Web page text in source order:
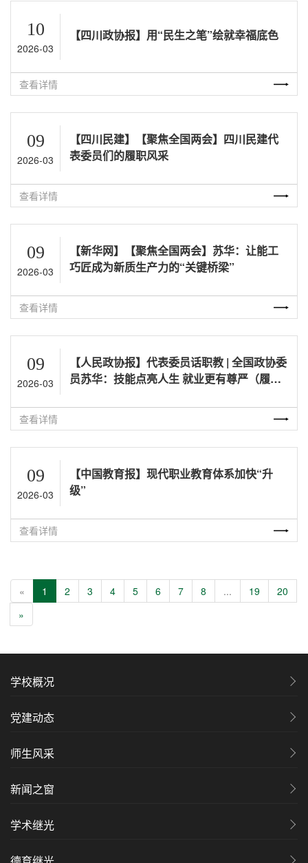
10
2026-03
【四川政协报】用“民生之笔”绘就幸福底色
查看详情
09
2026-03
【四川民建】【聚焦全国两会】四川民建代
表委员们的履职风采
查看详情
09
2026-03
【新华网】【聚焦全国两会】苏华：让能工
巧匠成为新质生产力的“关键桥梁”
查看详情
09
2026-03
【人民政协报】代表委员话职教 | 全国政协委
员苏华：技能点亮人生 就业更有尊严（履职
查看详情
09
2026-03
【中国教育报】现代职业教育体系加快“升
级”
查看详情
« 1 2 3 4 5 6 7 8 ... 19
20
»
学校概况
党建动态
师生风采
新闻之窗
学术继光